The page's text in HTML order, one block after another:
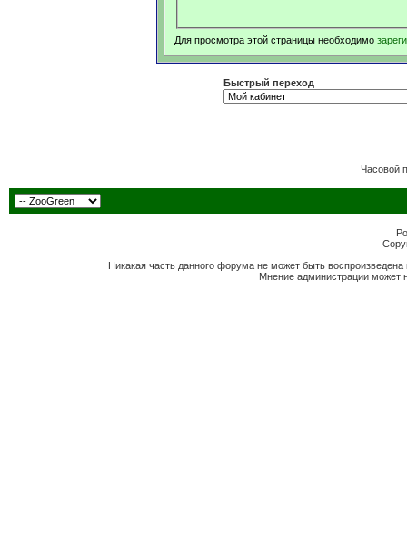
Для просмотра этой страницы необходимо
Быстрый переход
Часовой
Никакая часть данного форума не может быть
Мнение администрации может